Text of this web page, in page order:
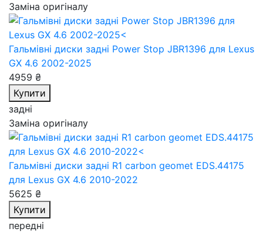
Заміна оригіналу
Гальмівні диски задні Power Stop JBR1396 для Lexus
GX 4.6 2002-2025
4959 ₴
Купити
задні
Заміна оригіналу
Гальмівні диски задні R1 carbon geomet EDS.44175
для Lexus GX 4.6 2010-2022
5625 ₴
Купити
передні